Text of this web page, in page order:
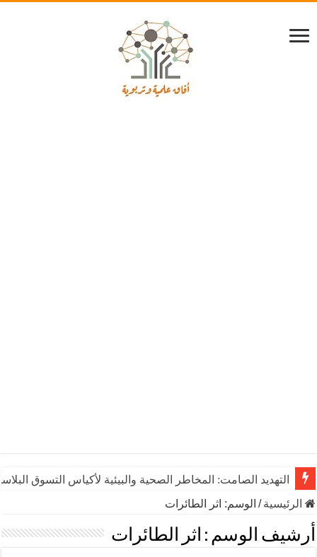
التهديد الصامت: المخاطر الصحية والبيئية لأكياس التسوق
الرئيسية/ الوسم: اثر الطائرات
أرشيف الوسم : اثر الطائرات